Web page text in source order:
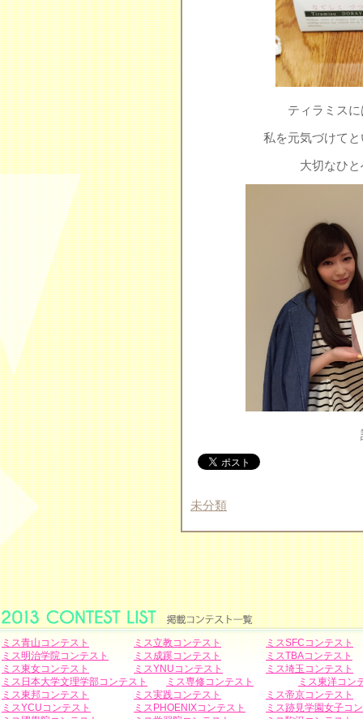
ティラミス
私を元気づけて
大切なひ
未分類
ミス青山コンテスト ミス立教コンテスト
ミスSFCコンテスト
ミス明治学院コンテスト
ミス成蹊コンテスト
ミスTBAコンテスト
ミス東女コンテスト
ミスYNUコンテスト
ミス埼玉コンテスト
ミス日本大学文理学部コンテスト
ミス専修コンテスト
ミス東洋コン
ミス東邦コンテスト
ミス実践コンテスト
ミス帝京コンテスト
ミスYCUコンテスト
ミスPHOENIXコンテスト
ミス跡見学園女子コ